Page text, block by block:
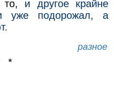
то, и другое крайне
уже подорожал, а
разное
*